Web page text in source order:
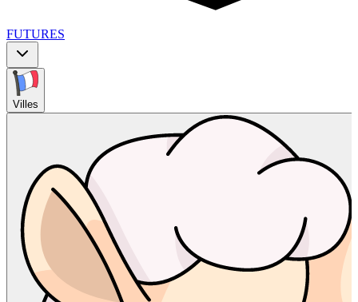
FUTURES
Villes